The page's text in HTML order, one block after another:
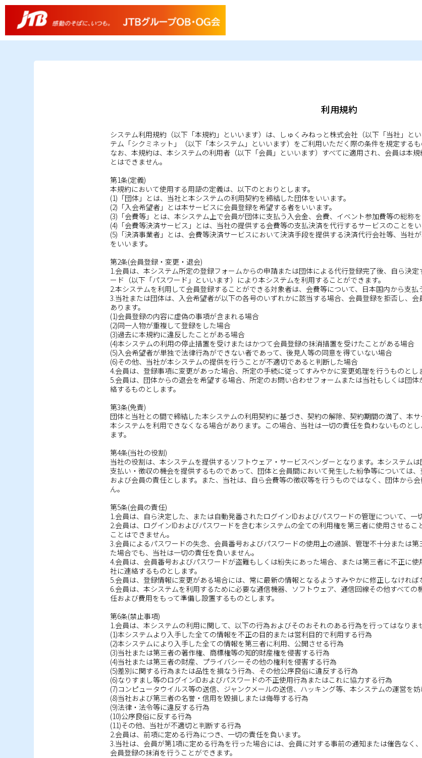
利用規約
システム利用規約（以下「本規約」といいます）は、しゅくみねっと株式会社（以下「当社」と
テム「シクミネット」（以下「本システム」といいます）をご利用いただく際の条件を規定するも
なお、本規約は、本システムの利用者（以下「会員」といいます）すべてに適用され、会員は本
とはできません。
第1条(定義)
本規約において使用する用語の定義は、以下のとおりとします。
(1)「団体」とは、当社と本システムの利用契約を締結した団体をいいます。
(2)「入会希望者」とは本サービスに会員登録を希望する者をいいます。
(3)「会費等」とは、本システム上で会員が団体に支払う入会金、会費、イベント参加費等の総称を
(4)「会費等決済サービス」とは、当社の提供する会費等の支払決済を代行するサービスのことをい
(5)「決済事業者」とは、会費等決済サービスにおいて決済手段を提供する決済代行会社等、当社
をいいます。
第2条(会員登録・変更・退会)
1.会員は、本システム所定の登録フォームからの申請または団体による代行登録完了後、自ら決
ード（以下「パスワード」といいます）により本システムを利用することができます。
2.本システムを利用して会員登録することができる対象者は、会費等について、日本国内から支払
3.当社または団体は、入会希望者が以下の各号のいずれかに該当する場合、会員登録を拒否し、
あります。
(1)会員登録の内容に虚偽の事項が含まれる場合
(2)同一人物が重複して登録をした場合
(3)過去に本規約に違反したことがある場合
(4)本システムの利用の停止措置を受けまたはかつて会員登録の抹消措置を受けたことがある場合
(5)入会希望者が単独で法律行為ができない者であって、後見人等の同意を得ていない場合
(6)その他、当社が本システムの提供を行うことが不適切であると判断した場合
4.会員は、登録事項に変更があった場合、所定の手続に従ってすみやかに変更処理を行うものとし
5.会員は、団体からの退会を希望する場合、所定のお問い合わせフォームまたは当社もしくは団
絡するものとします。
第3条(免責)
団体と当社との間で締結した本システムの利用契約に基づき、契約の解除、契約期間の満了、本
本システムを利用できなくなる場合があります。この場合、当社は一切の責任を負わないものと
ます。
第4条(当社の役割)
当社の役割は、本システムを提供するソフトウェア・サービスベンダーとなります。本システム
支払い・徴収の機会を提供するものであって、団体と会員間において発生した紛争等については
および会員の責任とします。また、当社は、自ら会費等の徴収等を行うものではなく、団体から
ん。
第5条(会員の責任)
1.会員は、自ら決定した、または自動発番されたログインIDおよびパスワードの管理について、一
2.会員は、ログインIDおよびパスワードを含む本システムの全ての利用権を第三者に使用させる
ことはできません。
3.会員によるパスワードの失念、会員番号およびパスワードの使用上の過誤、管理不十分または
た場合でも、当社は一切の責任を負いません。
4.会員は、会員番号およびパスワードが盗難もしくは紛失にあった場合、または第三者に不正に
社に連絡するものとします。
5.会員は、登録情報に変更がある場合には、常に最新の情報となるようすみやかに修正しなければ
6.会員は、本システムを利用するために必要な通信機器、ソフトウェア、通信回線その他すべて
任および費用をもって準備し設置するものとします。
第6条(禁止事項)
1.会員は、本システムの利用に関して、以下の行為およびそのおそれのある行為を行ってはなりま
(1)本システムより入手した全ての情報を不正の目的または営利目的で利用する行為
(2)本システムにより入手した全ての情報を第三者に利用、公開させる行為
(3)当社または第三者の著作権、商標権等の知的財産権を侵害する行為
(4)当社または第三者の財産、プライバシーその他の権利を侵害する行為
(5)差別に関する行為または品性を損なう行為、その他公序良俗に違反する行為
(6)なりすまし等のログインIDおよびパスワードの不正使用行為またはこれに協力する行為
(7)コンピュータウイルス等の送信、ジャンクメールの送信、ハッキング等、本システムの運営を
(8)当社および第三者の名誉・信用を毀損しまたは侮辱する行為
(9)法律・法令等に違反する行為
(10)公序良俗に反する行為
(11)その他、当社が不適切と判断する行為
2.会員は、前項に定める行為につき、一切の責任を負います。
3.当社は、会員が第1項に定める行為を行った場合には、会員に対する事前の通知または催告なく
会員登録の抹消を行うことができます。